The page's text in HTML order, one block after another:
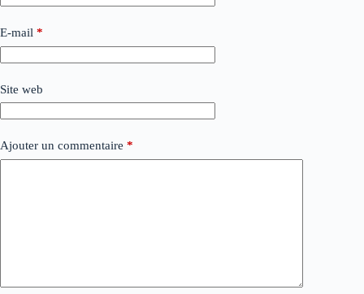
E-mail *
Site web
Ajouter un commentaire *